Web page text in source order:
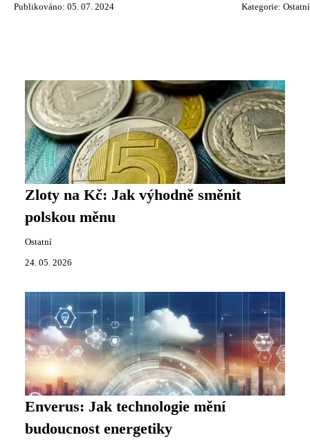
Publikováno: 05. 07. 2024 Kategorie: Ostatní
Zloty na Kč: Jak výhodně směnit
polskou měnu
Ostatní
24. 05. 2026
Enverus: Jak technologie mění
budoucnost energetiky